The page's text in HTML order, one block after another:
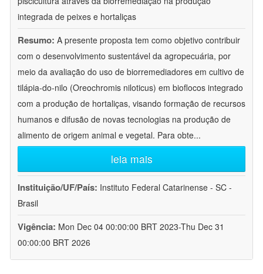
integrada de peixes e hortaliças
Resumo: A presente proposta tem como objetivo contribuir
com o desenvolvimento sustentável da agropecuária, por
meio da avaliação do uso de biorremediadores em cultivo de
tilápia-do-nilo (Oreochromis niloticus) em bioflocos integrado
com a produção de hortaliças, visando formação de recursos
humanos e difusão de novas tecnologias na produção de
alimento de origem animal e vegetal. Para obte...
leia mais
Instituição/UF/País: Instituto Federal Catarinense - SC -
Brasil
Vigência: Mon Dec 04 00:00:00 BRT 2023-Thu Dec 31
00:00:00 BRT 2026